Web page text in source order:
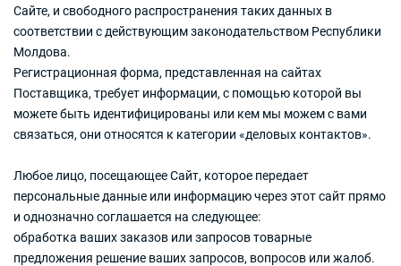
Сайте, и свободного распространения таких данных в
соответствии с действующим законодательством Республики
Молдова.
Регистрационная форма, представленная на сайтах
Поставщика, требует информации, с помощью которой вы
можете быть идентифицированы или кем мы можем с вами
связаться, они относятся к категории «деловых контактов».
Любое лицо, посещающее Сайт, которое передает
персональные данные или информацию через этот сайт прямо
и однозначно соглашается на следующее:
обработка ваших заказов или запросов товарные
предложения решение ваших запросов, вопросов или жалоб.